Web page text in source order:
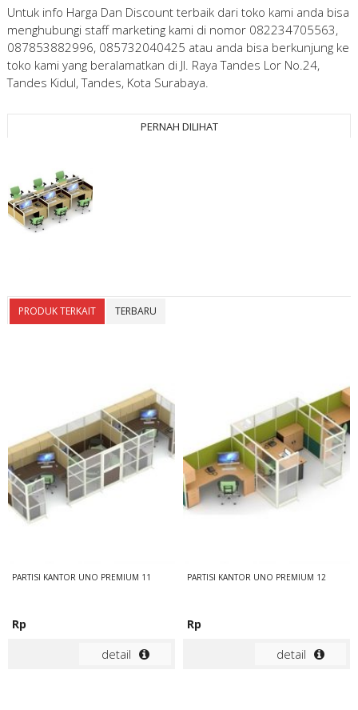
Untuk info Harga Dan Discount terbaik dari toko kami anda bisa
menghubungi staff marketing kami di nomor 082234705563,
087853882996, 085732040425 atau anda bisa berkunjung ke
toko kami yang beralamatkan di Jl. Raya Tandes Lor No.24,
Tandes Kidul, Tandes, Kota Surabaya.
PERNAH DILIHAT
PRODUK TERKAIT TERBARU
PARTISI KANTOR UNO PREMIUM 11
Rp
detail
PARTISI KANTOR UNO PREMIUM 12
Rp
detail